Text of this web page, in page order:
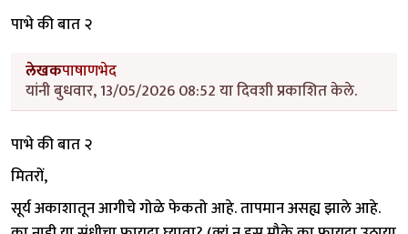
पाभे की बात २
लेखकपाषाणभेद
यांनी बुधवार, 13/05/2026 08:52 या दिवशी प्रकाशित केले.
पाभे की बात २
मितरों,
सूर्य अकाशातून आगीचे गोळे फेकतो आहे. तापमान असह्य झाले आहे.